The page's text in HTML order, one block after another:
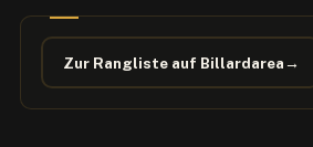
Zur Rangliste auf Billardarea→